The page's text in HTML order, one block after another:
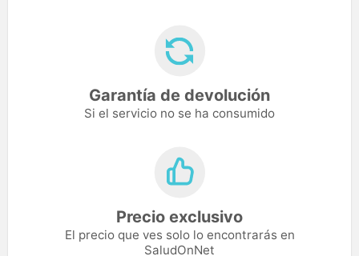
Garantía de devolución
Si el servicio no se ha consumido
Precio exclusivo
El precio que ves solo lo encontrarás en
SaludOnNet